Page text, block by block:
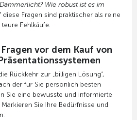
Wie robust ist es im
Fragen sind praktischer als reine
Fehlkäufe.
Fragen vor dem Kauf von
Rückkehr zur „billigen Lösung“,
der für Sie persönlich besten
Sie eine bewusste und informierte
Sie Ihre Bedürfnisse und